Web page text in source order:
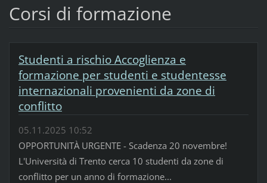
Corsi di formazione
Studenti a rischio Accoglienza e
formazione per studenti e studentesse
internazionali provenienti da zone di
conflitto
05.11.2025 10:52
OPPORTUNITÀ URGENTE - Scadenza 20 novembre!
L'Università di Trento cerca 10 studenti da zone di
conflitto per un anno di formazione...